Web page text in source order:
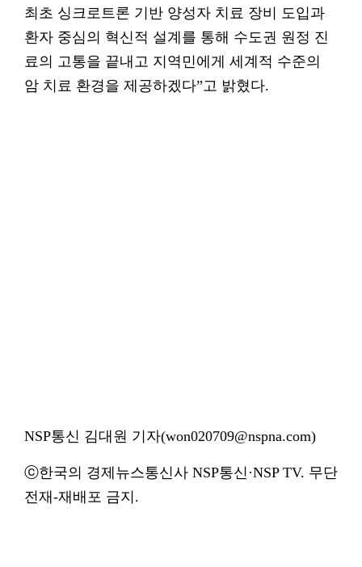
최초 싱크로트론 기반 양성자 치료 장비 도입과
환자 중심의 혁신적 설계를 통해 수도권 원정 진
료의 고통을 끝내고 지역민에게 세계적 수준의
암 치료 환경을 제공하겠다”고 밝혔다.
NSP통신 김대원 기자(won020709@nspna.com)
ⓒ한국의 경제뉴스통신사 NSP통신·NSP TV. 무단
전재-재배포 금지.